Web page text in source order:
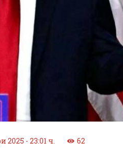
2025 - 23:01 ч. 62